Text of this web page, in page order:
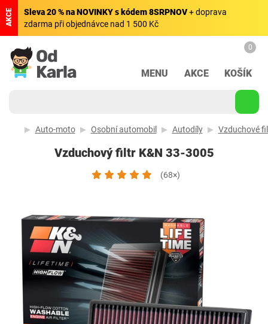
AKCE Sleva 20 % na NOVINKY s kódem 8SRPNOV+ doprava
zdarma při objednávce nad 1 500 Kč
MENU AKCE
0
KOŠÍK
Auto-moto Osobní automobil Autodíly Vzduchové
Vzduchový filtr K&N 33-3005
(68×)